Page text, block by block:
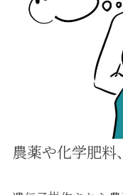
農薬や化学肥料